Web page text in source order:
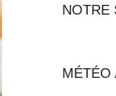
NOTRE
MÉTÉO